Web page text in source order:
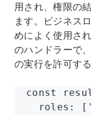
用され、権限の
ます。ビジネス
めによく使用さ
のハンドラーで
の実行を許可す
const
  roles
: [